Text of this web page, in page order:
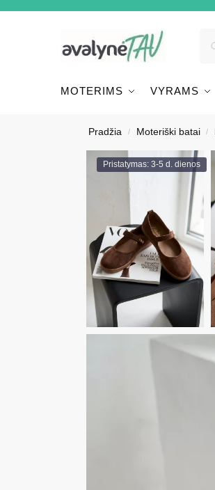
MOTERIMS VYRAMS
Pradžia / Moteriški batai /
Pristatymas: 3-5 d. dienos